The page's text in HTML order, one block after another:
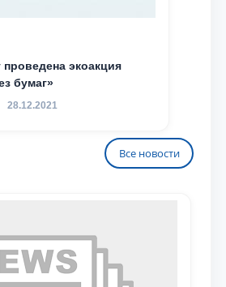
экоакция
бумаг»
28.12.2021
Все новости